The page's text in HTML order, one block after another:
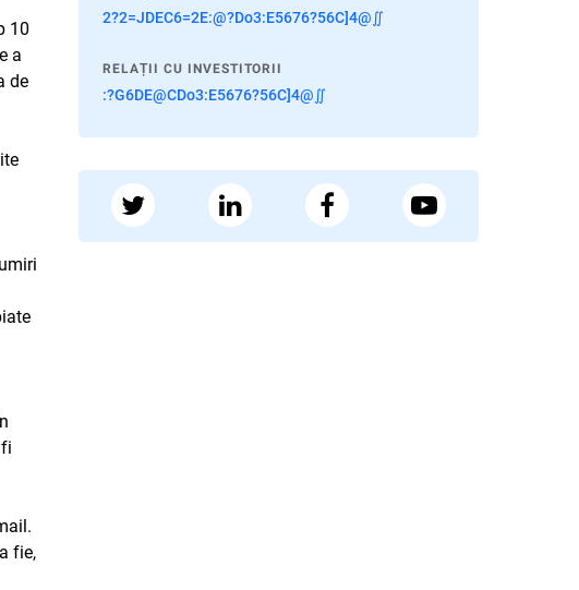
10
a
de
fie,
2?2=JDEC6=2E:@?Do3:E5676?56C]4@∬
RELAȚII CU INVESTITORII
:?G6DE@CDo3:E5676?56C]4@∬